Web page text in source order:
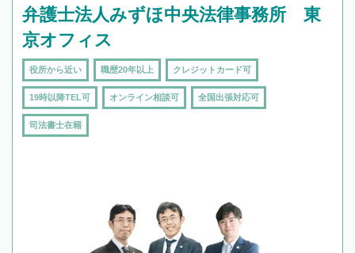
弁護士法人みずほ中央法律事務所 東
京オフィス
役所から近い 職歴20年以上 クレジットカード可
19時以降TEL可 オンライン相談可 全国出張対応可
司法書士在籍